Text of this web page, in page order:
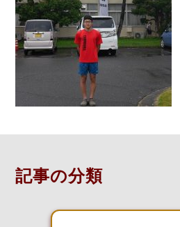
記事の分類